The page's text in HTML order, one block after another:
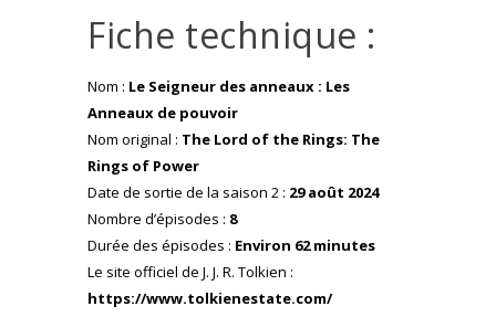
Fiche technique :
Nom : Le Seigneur des anneaux : Les
Anneaux de pouvoir
Nom original : The Lord of the Rings: The
Rings of Power
Date de sortie de la saison 2 : 29 août 2024
Nombre d’épisodes : 8
Durée des épisodes : Environ 62 minutes
Le site officiel de J. J. R. Tolkien :
https://www.tolkienestate.com/